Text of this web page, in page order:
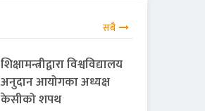
सबै
शिक्षामन्त्रीद्वारा विश्वविद्यालय
अनुदान आयोगका अध्यक्ष
केसीको शपथ